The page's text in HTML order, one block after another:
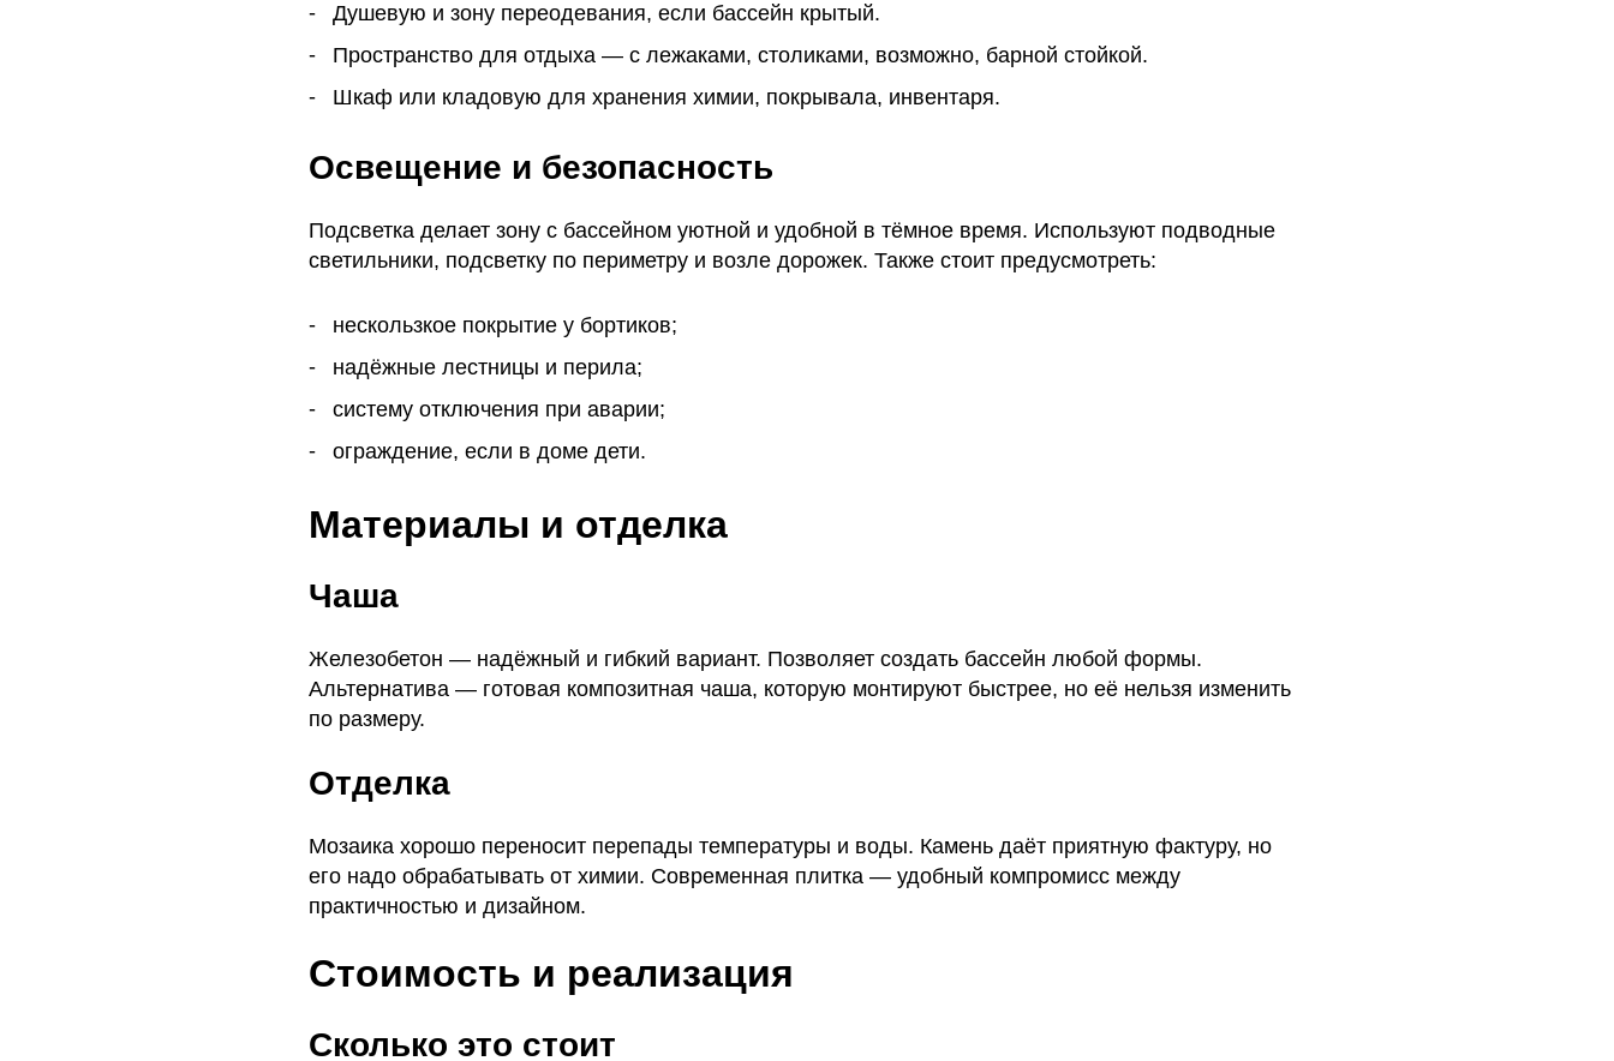
Душевую и зону переодевания, если бассейн крытый.
Пространство для отдыха — с лежаками, столиками, возможно, барной стойкой.
Шкаф или кладовую для хранения химии, покрывала, инвентаря.
Освещение и безопасность
Подсветка делает зону с бассейном уютной и удобной в тёмное время. Используют подводные
светильники, подсветку по периметру и возле дорожек. Также стоит предусмотреть:
нескользкое покрытие у бортиков;
надёжные лестницы и перила;
систему отключения при аварии;
ограждение, если в доме дети.
Материалы и отделка
Чаша
Железобетон — надёжный и гибкий вариант. Позволяет создать бассейн любой формы.
Альтернатива — готовая композитная чаша, которую монтируют быстрее, но её нельзя изменить
по размеру.
Отделка
Мозаика хорошо переносит перепады температуры и воды. Камень даёт приятную фактуру, но
его надо обрабатывать от химии. Современная плитка — удобный компромисс между
практичностью и дизайном.
Стоимость и реализация
Сколько это стоит